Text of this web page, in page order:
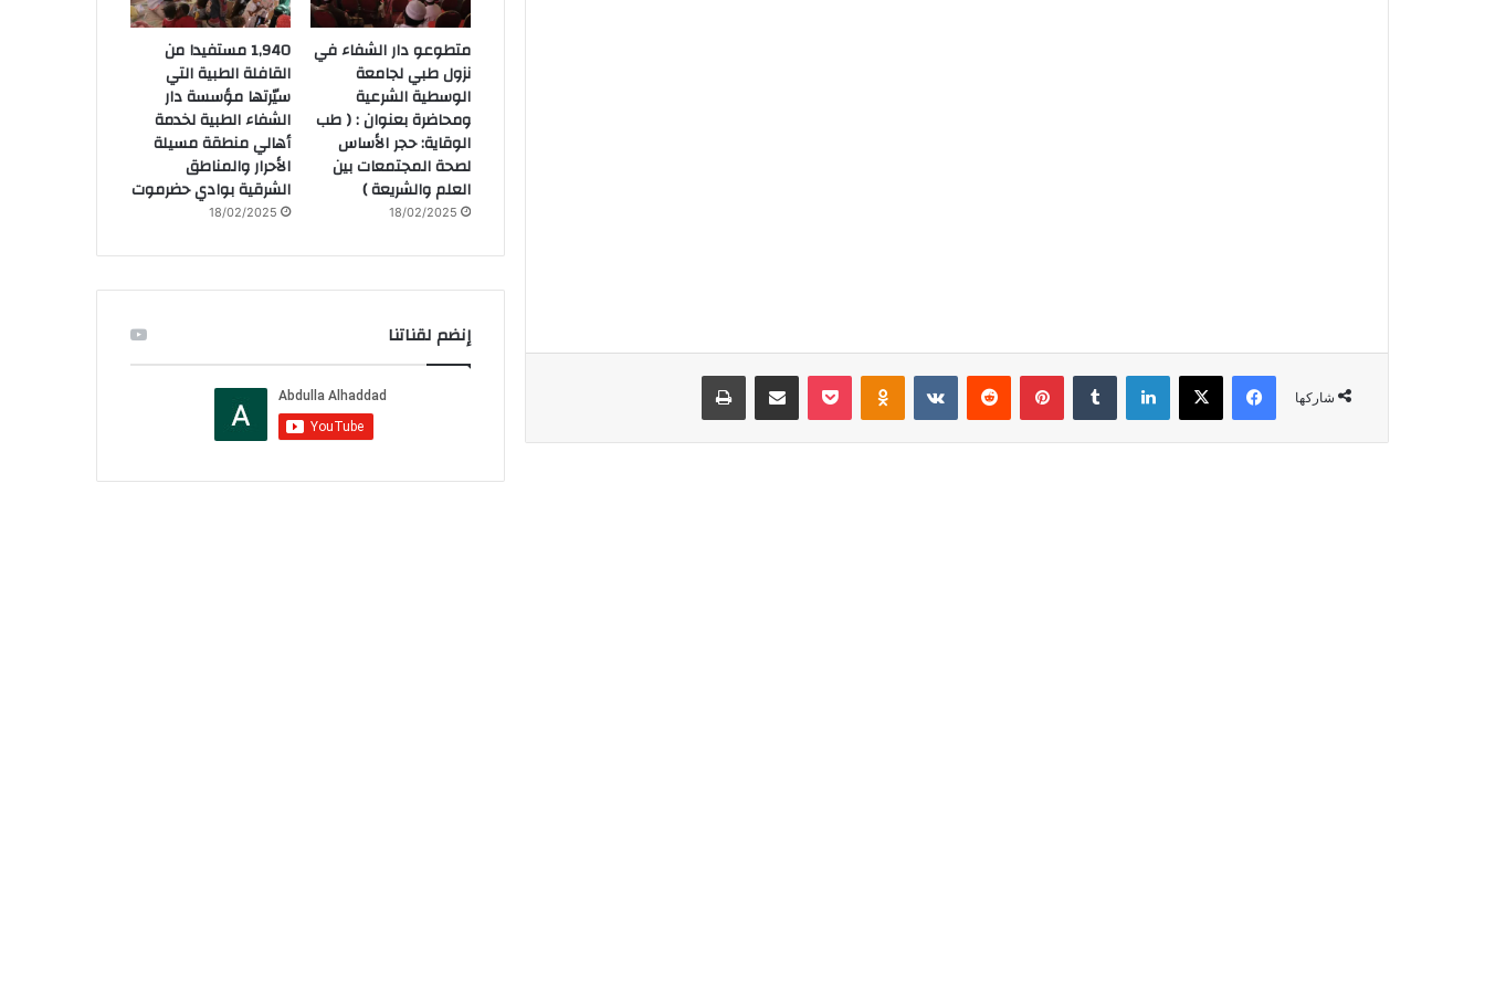
شاركها
متطوعو دار الشفاء في
نزول طبي لجامعة
الوسطية الشرعية
ومحاضرة بعنوان : ( طب
الوقاية: حجر الأساس
لصحة المجتمعات بين
العلم والشريعة )
18/02/2025
1,940 مستفيدا من
القافلة الطبية التي
سيّرتها مؤسسة دار
الشفاء الطبية لخدمة
أهالي منطقة مسيلة
الأحرار والمناطق
الشرقية بوادي حضرموت
18/02/2025
إنضم لقناتنا